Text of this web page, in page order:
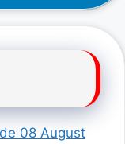
08 August